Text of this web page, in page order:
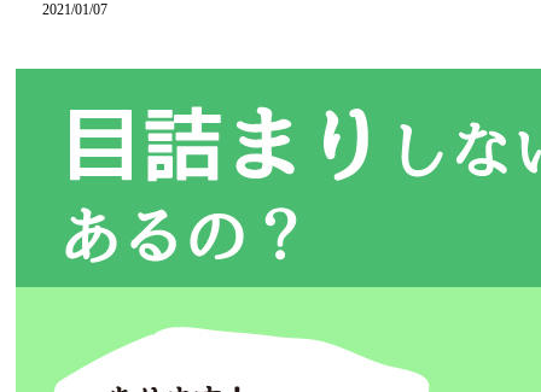
2021/01/07